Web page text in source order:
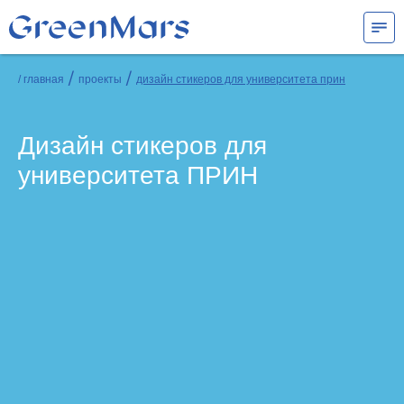
/ главная / проекты / дизайн стикеров для университета прин
Дизайн стикеров для
университета ПРИН